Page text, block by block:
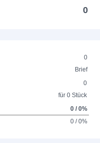
0
0
Brief
0
für 0 Stück
0 / 0%
0 / 0%